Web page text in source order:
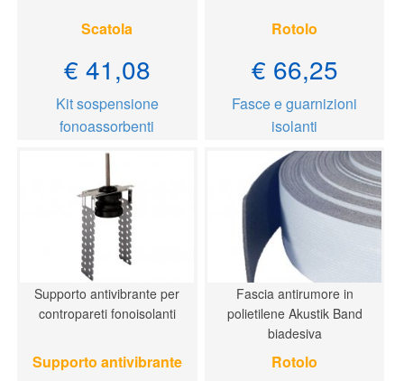
Scatola
€ 41,08
Kit sospensione
fonoassorbenti
Rotolo
€ 66,25
Fasce e guarnizioni
isolanti
Supporto antivibrante per
contropareti fonoisolanti
Supporto antivibrante
Fascia antirumore in
polietilene Akustik Band
biadesiva
Rotolo